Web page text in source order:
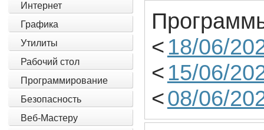
Интернет
Графика
Утилиты
Рабочий стол
Программирование
Безопасность
Веб-Мастеру
< 18/06/
< 15/06/
<08/06/